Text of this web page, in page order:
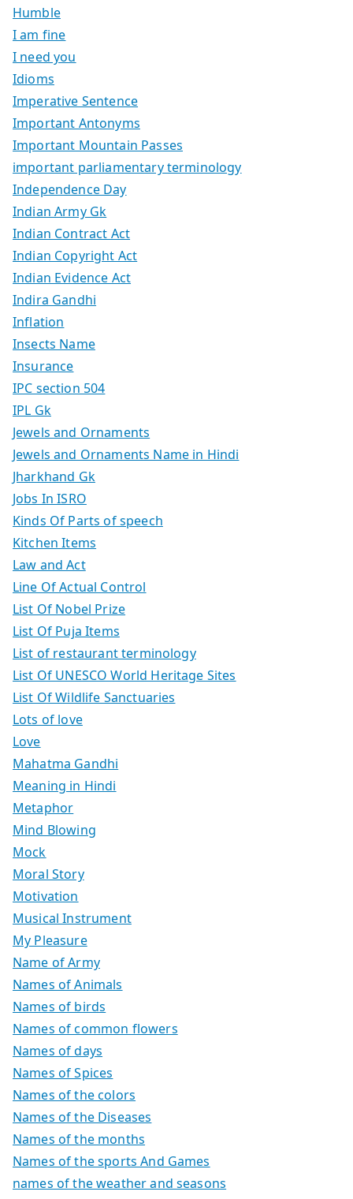
Humble
I am fine
I need you
Idioms
Imperative Sentence
Important Antonyms
Important Mountain Passes
important parliamentary terminology
Independence Day
Indian Army Gk
Indian Contract Act
Indian Copyright Act
Indian Evidence Act
Indira Gandhi
Inflation
Insects Name
Insurance
IPC section 504
IPL Gk
Jewels and Ornaments
Jewels and Ornaments Name in Hindi
Jharkhand Gk
Jobs In ISRO
Kinds Of Parts of speech
Kitchen Items
Law and Act
Line Of Actual Control
List Of Nobel Prize
List Of Puja Items
List of restaurant terminology
List Of UNESCO World Heritage Sites
List Of Wildlife Sanctuaries
Lots of love
Love
Mahatma Gandhi
Meaning in Hindi
Metaphor
Mind Blowing
Mock
Moral Story
Motivation
Musical Instrument
My Pleasure
Name of Army
Names of Animals
Names of birds
Names of common flowers
Names of days
Names of Spices
Names of the colors
Names of the Diseases
Names of the months
Names of the sports And Games
names of the weather and seasons